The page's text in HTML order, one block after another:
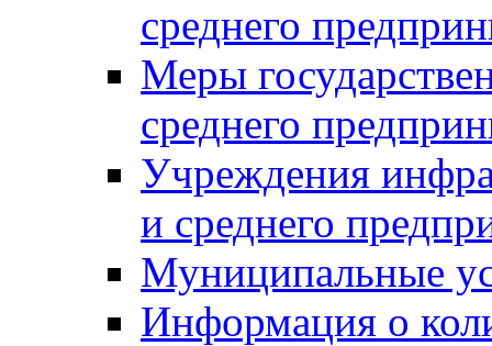
среднего
Меры
среднего
Учреждения
и среднего
Муниципальные
Информация о